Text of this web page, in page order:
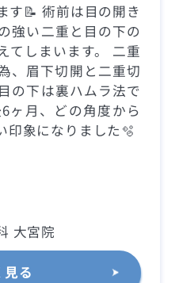
す📝 術前は目の開き
強い二重と目の下の
てしまいます。 二重
、眉下切開と二重切
の下は裏ハムラ法で
ヶ月、どの角度から
印象になりました🫧
大宮院
る